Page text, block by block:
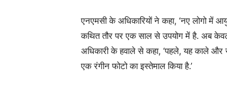
एनएमसी के अधिकारियों ने कहा, ‘नए लोगो में
कथित तौर पर एक साल से उपयोग में है. अब
अधिकारी के हवाले से कहा, ‘पहले, यह काले
एक रंगीन फोटो का इस्तेमाल किया है.’